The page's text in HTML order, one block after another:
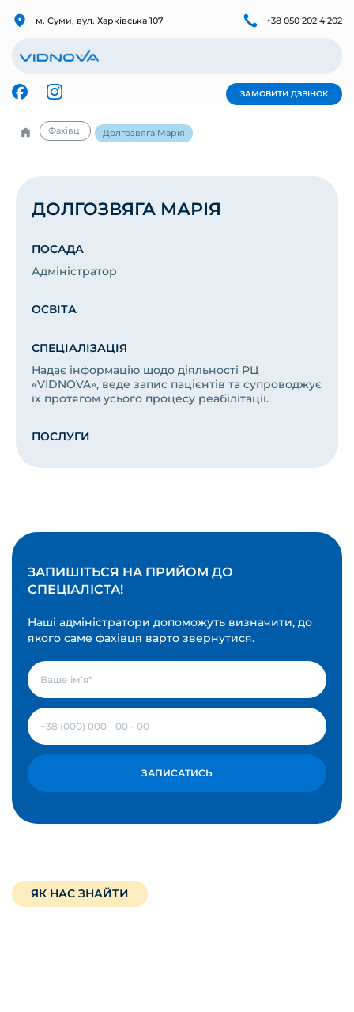
м. Суми, вул. Харківська 107 +38 050 202 4 202
ЗАМОВИТИ ДЗВІНОК
Фахівці Долгозвяга Марія
ДОЛГОЗВЯГА МАРІЯ
ПОСАДА
Адміністратор
ОСВІТА
СПЕЦІАЛІЗАЦІЯ
Надає інформацію щодо діяльності РЦ
«VIDNOVA», веде запис пацієнтів та супроводжує
їх протягом усього процесу реабілітації.
ПОСЛУГИ
ЗАПИШІТЬСЯ НА ПРИЙОМ ДО
СПЕЦІАЛІСТА!
Наші адміністратори допоможуть визначити, до
якого саме фахівця варто звернутися.
ЗАПИСАТИСЬ
ЯК НАС ЗНАЙТИ